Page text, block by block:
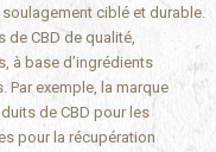
ciblé et durable.
CBD de qualité,
à base d’ingrédients
exemple, la marque
de CBD pour les
pour la récupération